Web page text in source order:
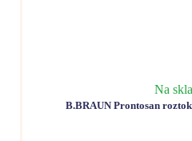
Na
B.BRAUN Prontosan